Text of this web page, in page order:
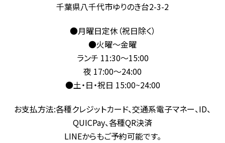
千葉県八千代市ゆりのき台2-3-2
●月曜日定休（祝日除く）
●火曜〜金曜
ランチ 11:30～15:00
夜 17:00～24:00
●土・日・祝日 15:00~24:00
お支払方法:各種クレジットカード、交通系電子マネー、ID、
QUICPay、各種QR決済
LINEからもご予約可能です。